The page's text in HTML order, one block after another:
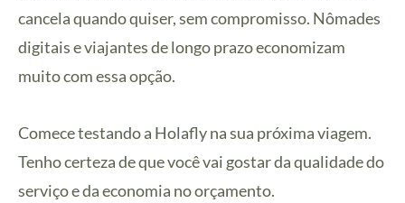
cancela quando quiser, sem compromisso. Nômades
digitais e viajantes de longo prazo economizam
muito com essa opção.
Comece testando a Holafly na sua próxima viagem.
Tenho certeza de que você vai gostar da qualidade do
serviço e da economia no orçamento.